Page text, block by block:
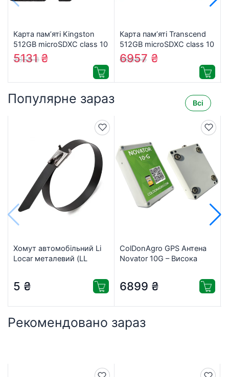
Карта пам’яті Kingston
512GB microSDXC сlass 10
UHS-I U3 V30 A2 Canvas
Go Plus G4
7358₴
5131₴
Карта пам’яті Transcend
512GB microSDXC class 10
UHS-I U3 High Endurance
(TS512GUSD350V)
9684₴
6957 ₴
Популярне зараз Всі
Хомут автомобільний Li
Locar металевий (LL
5 ₴
ColDonAgro GPS Антена
Novator 10G – Висока
розкидання добрив
6899 ₴
Рекомендовано зараз